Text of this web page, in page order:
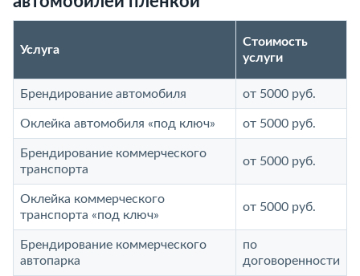
Услуга
Стоимость
услуги
Брендирование автомобиля от 5000 руб.
Оклейка автомобиля «под ключ» от 5000 руб.
Брендирование коммерческого
транспорта
от 5000 руб.
Оклейка коммерческого
транспорта «под ключ»
от 5000 руб.
Брендирование коммерческого
автопарка
по
договоренности